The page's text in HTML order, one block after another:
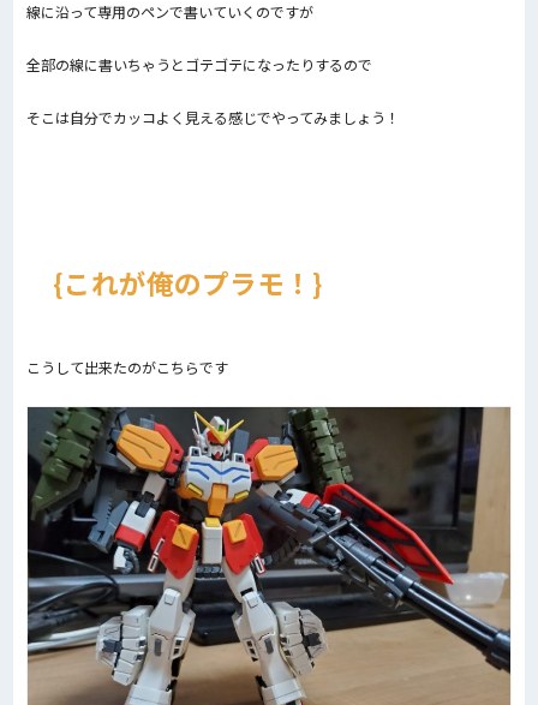
線に沿って専用のペンで書いていくのですが
全部の線に書いちゃうとゴテゴテになったりするので
そこは自分でカッコよく見える感じでやってみましょう！
これが俺のプラモ！
こうして出来たのがこちらです